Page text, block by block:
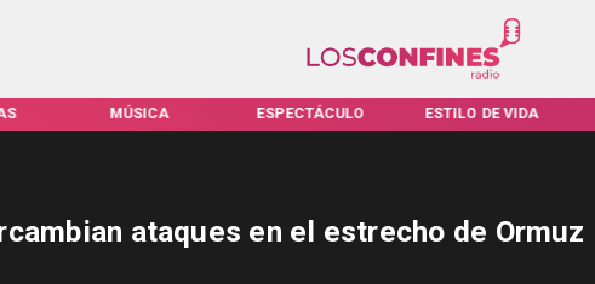
MÚSICA ESPECTÁCULO ESTILO DE VIDA
ataques en el estrecho de Ormuz